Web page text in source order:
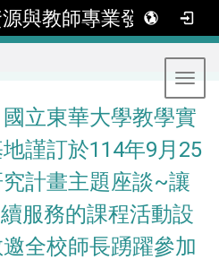
與教師專業發展中心
國立東華大學教學實
謹訂於114年9月25
計畫主題座談~讓
服務的課程活動設
全校師長踴躍參加